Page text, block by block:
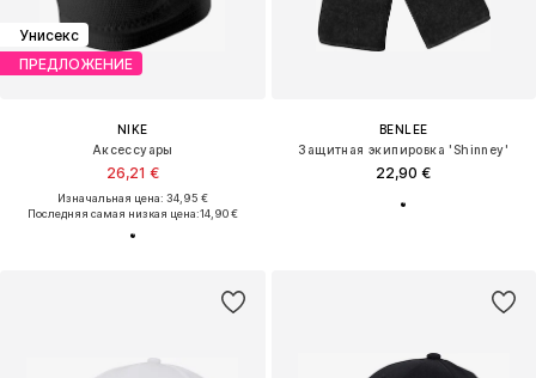
Унисекс
ПРЕДЛОЖЕНИЕ
NIKE
Аксессуары
26,21 €
Изначальная цена: 34,95 €
Последняя самая низкая цена:14,90 €
BENLEE
Защитная экипировка 'Shinney'
22,90 €